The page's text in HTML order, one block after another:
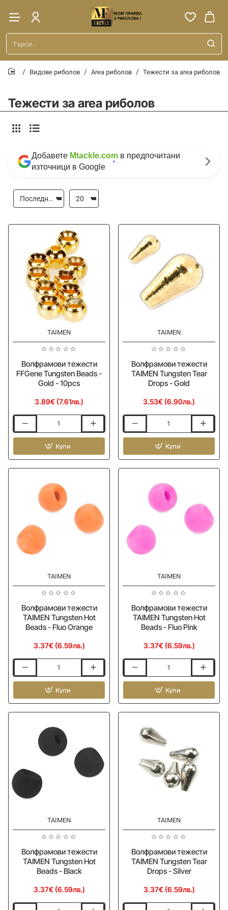
Търси...
Тежести за area риболов
Видове риболов Area риболов Тежести за area риболов
Добавете Mtackle.com в предпочитани
източници в Google
TAIMEN
Волфрамови тежести
FFGene Tungsten Beads -
Gold - 10pcs
3.89€ (7.61лв.)
Волфрамови
тежести
Tungsten
Beads
Купи
TAIMEN
Волфрамови тежести
TAIMEN Tungsten Tear
Drops - Gold
3.53€ (6.90лв.)
Волфрамови
тежести
Tungsten
Tear
Купи
TAIMEN
Волфрамови тежести
TAIMEN Tungsten Hot
Beads - Fluo Orange
3.37€ (6.59лв.)
Волфрамови
тежести
Tungsten
Hot
Купи
TAIMEN
Волфрамови тежести
TAIMEN Tungsten Hot
Beads - Fluo Pink
3.37€ (6.59лв.)
Волфрамови
тежести
Tungsten
Hot
Купи
TAIMEN
Волфрамови тежести
TAIMEN Tungsten Hot
Beads - Black
3.37€ (6.59лв.)
TAIMEN
Волфрамови тежести
TAIMEN Tungsten Tear
Drops - Silver
3.37€ (6.59лв.)